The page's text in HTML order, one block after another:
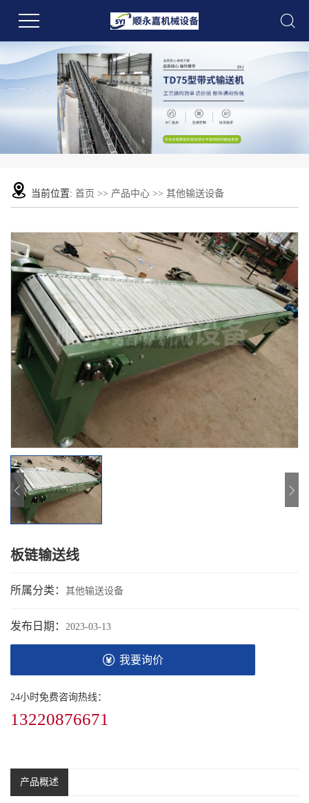
当前位置: 首页 >> 产品中心 >> 其他输送设备
板链输送线
所属分类： 其他输送设备
发布日期： 2023-03-13
我要询价
24小时免费咨询热线：
13220876671
产品概述